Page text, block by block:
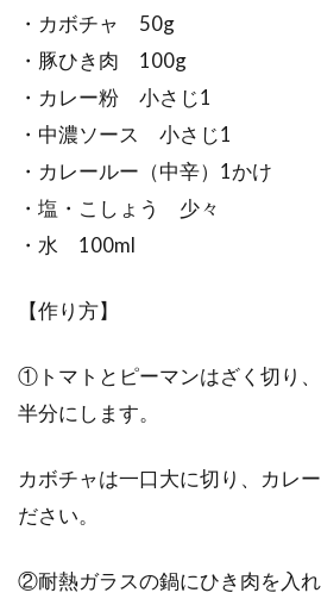
・カボチャ 50g
・豚ひき肉 100g
・カレー粉 小さじ1
・中濃ソース 小さじ1
・カレールー（中辛）1かけ
・塩・こしょう 少々
・水 100ml
【作り方】
①トマトとピーマンはざく切り
半分にします。
カボチャは一口大に切り、カレ
ださい。
②耐熱ガラスの鍋にひき肉を入れ